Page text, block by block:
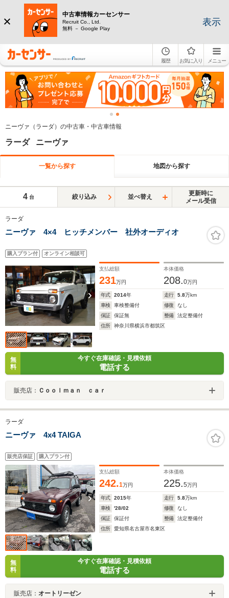
中古車情報カーセンサー
Recruit Co., Ltd.
無料 － Google Play
表示
履歴 お気に入り メニュー
ニーヴァ（ラーダ）の中古車・中古車情報
ラーダ ニーヴァ
一覧から探す 地図から探す
4 台 絞り込み 並べ替え
更新時に
メール受信
ラーダ
ニーヴァ 4×4 ヒッチメンバー 社外オーディオ
購入プラン付 オンライン相談可
支払総額
231万円
本体価格
208.0万円
年式 2014年 走行 5.8万km
車検
車検整備付 修復
なし
保証
保証無 整備
法定整備付
住所
神奈川県横浜市都筑区
無
料
今すぐ在庫確認・見積依頼
電話する
販売店： Ｃｏｏｌｍａｎ ｃａｒ
ラーダ
ニーヴァ 4x4 TAIGA
販売店保証 購入プラン付
支払総額
242.1万円
本体価格
225.5万円
年式 2015年 走行 5.8万km
車検
'28/02 修復
なし
保証
保証付 整備
法定整備付
住所
愛知県名古屋市名東区
無
料
今すぐ在庫確認・見積依頼
電話する
販売店： オートリーゼン